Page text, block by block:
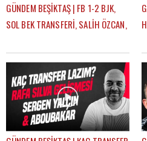
GÜNDEM BEŞİKTAŞ | FB 1-2 BJK,
SOL BEK TRANSFERİ, SALİH ÖZCAN,
SEVİNÇ